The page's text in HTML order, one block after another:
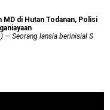
MD di Hutan Todanan, Polisi
— Seorang lansia berinisial S